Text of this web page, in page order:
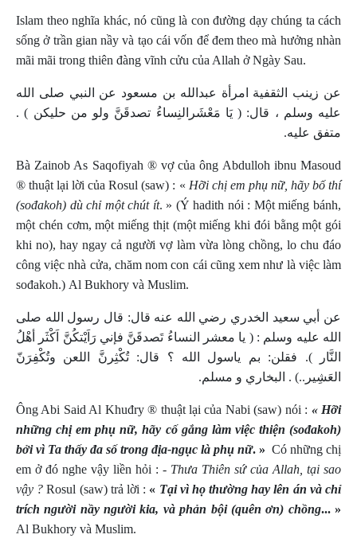
Islam theo nghĩa khác, nó cũng là con đường dạy chúng ta cách
sống ở trần gian nầy và tạo cái vốn để đem theo mà hưởng nhàn
mãi mãi trong thiên đàng vĩnh cửu của Allah ở Ngày Sau.
عن زينب الثقفية امرأة عبدالله بن مسعود عن النبي صلى الله
عليه وسلم ، قال: ( يَا مَعْشَرالنِساءُ تصدقَنَّ ولو من حليكن ) .
متفق عليه.
Bà Zainob As Saqofiyah ® vợ của ông Abdulloh ibnu Masoud
® thuật lại lời của Rosul (saw) : « Hỡi chị em phụ nữ, hãy bố thí
(sođakoh) dù chỉ một chút ít. » (Ý hadith nói : Một miếng bánh,
một chén cơm, một miếng thịt (một miếng khi đói bằng một gói
khi no), hay ngay cả người vợ làm vừa lòng chồng, lo chu đáo
công việc nhà cửa, chăm nom con cái cũng xem như là việc làm
sođakoh.) Al Bukhory và Muslim.
عن أبي سعيد الخدري رضي الله عنه قال: قال رسول الله صلى
الله عليه وسلم : ( يا معشر النساءُ تَصدقَنَّ فإني رَاَيْتكُنَّ اَكْثَر أهْلُ
النَّار ). فقلن: بم ياسول الله ؟ قال: تُكْثِرنَّ اللعن وتُكْفِرَنّ
العَشِير..) . البخاري و مسلم.
Ông Abi Said Al Khuđry ® thuật lại của Nabi (saw) nói : « Hỡi
những chị em phụ nữ, hãy cố gắng làm việc thiện (sođakoh)
bởi vì Ta thấy đa số trong địa-ngục là phụ nữ. » Có những chị
em ở đó nghe vậy liền hỏi : - Thưa Thiên sứ của Allah, tại sao
vậy ? Rosul (saw) trả lời : « Tại vì họ thường hay lên án và chỉ
trích người nầy người kia, và phản bội (quên ơn) chồng... »
Al Bukhory và Muslim.